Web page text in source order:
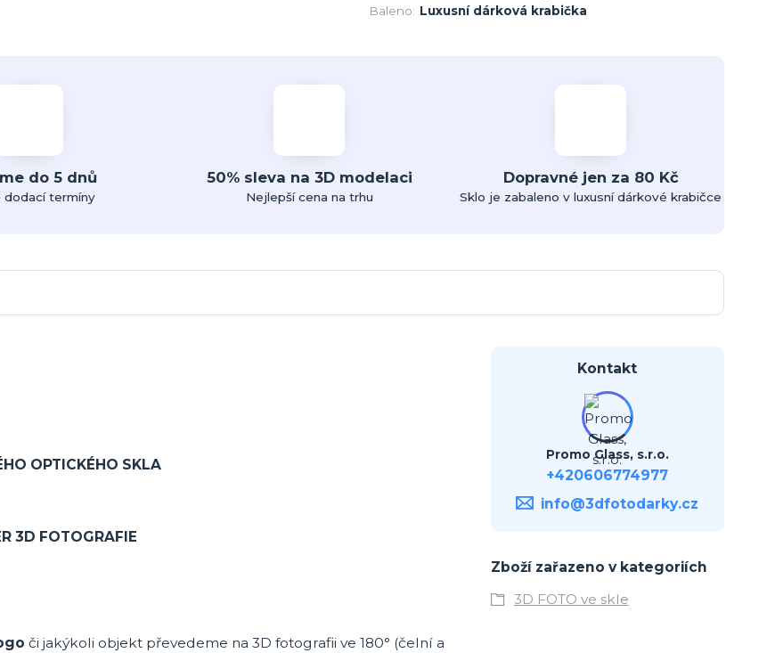
Baleno: Luxusní dárková krabička
do 5 dnů
dodací termíny
50% sleva na 3D modelaci
Nejlepší cena na trhu
Dopravné jen za 80 Kč
Sklo je zabaleno v luxusní dárkové krabičce
OPTICKÉHO SKLA
3D FOTOGRAFIE
či jakýkoli objekt převedeme na 3D fotografii ve 180° (čelní a
Kontakt
Promo Glass, s.r.o.
+420606774977
info@3dfotodarky.cz
Zboží zařazeno v kategoriích
3D FOTO ve skle